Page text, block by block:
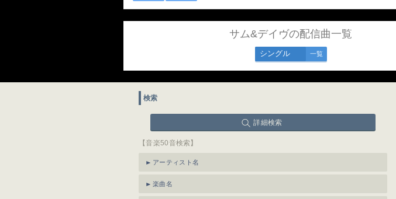
サム&デイヴの配信曲一覧
シングル 一覧
検索
詳細検索
【音楽50音検索】
アーティスト名
楽曲名